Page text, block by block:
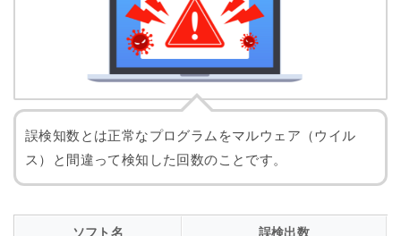
誤検知数とは正常なプログラムをマルウェア（ウイル
ス）と間違って検知した回数のことです。
ソフト名 誤検出数